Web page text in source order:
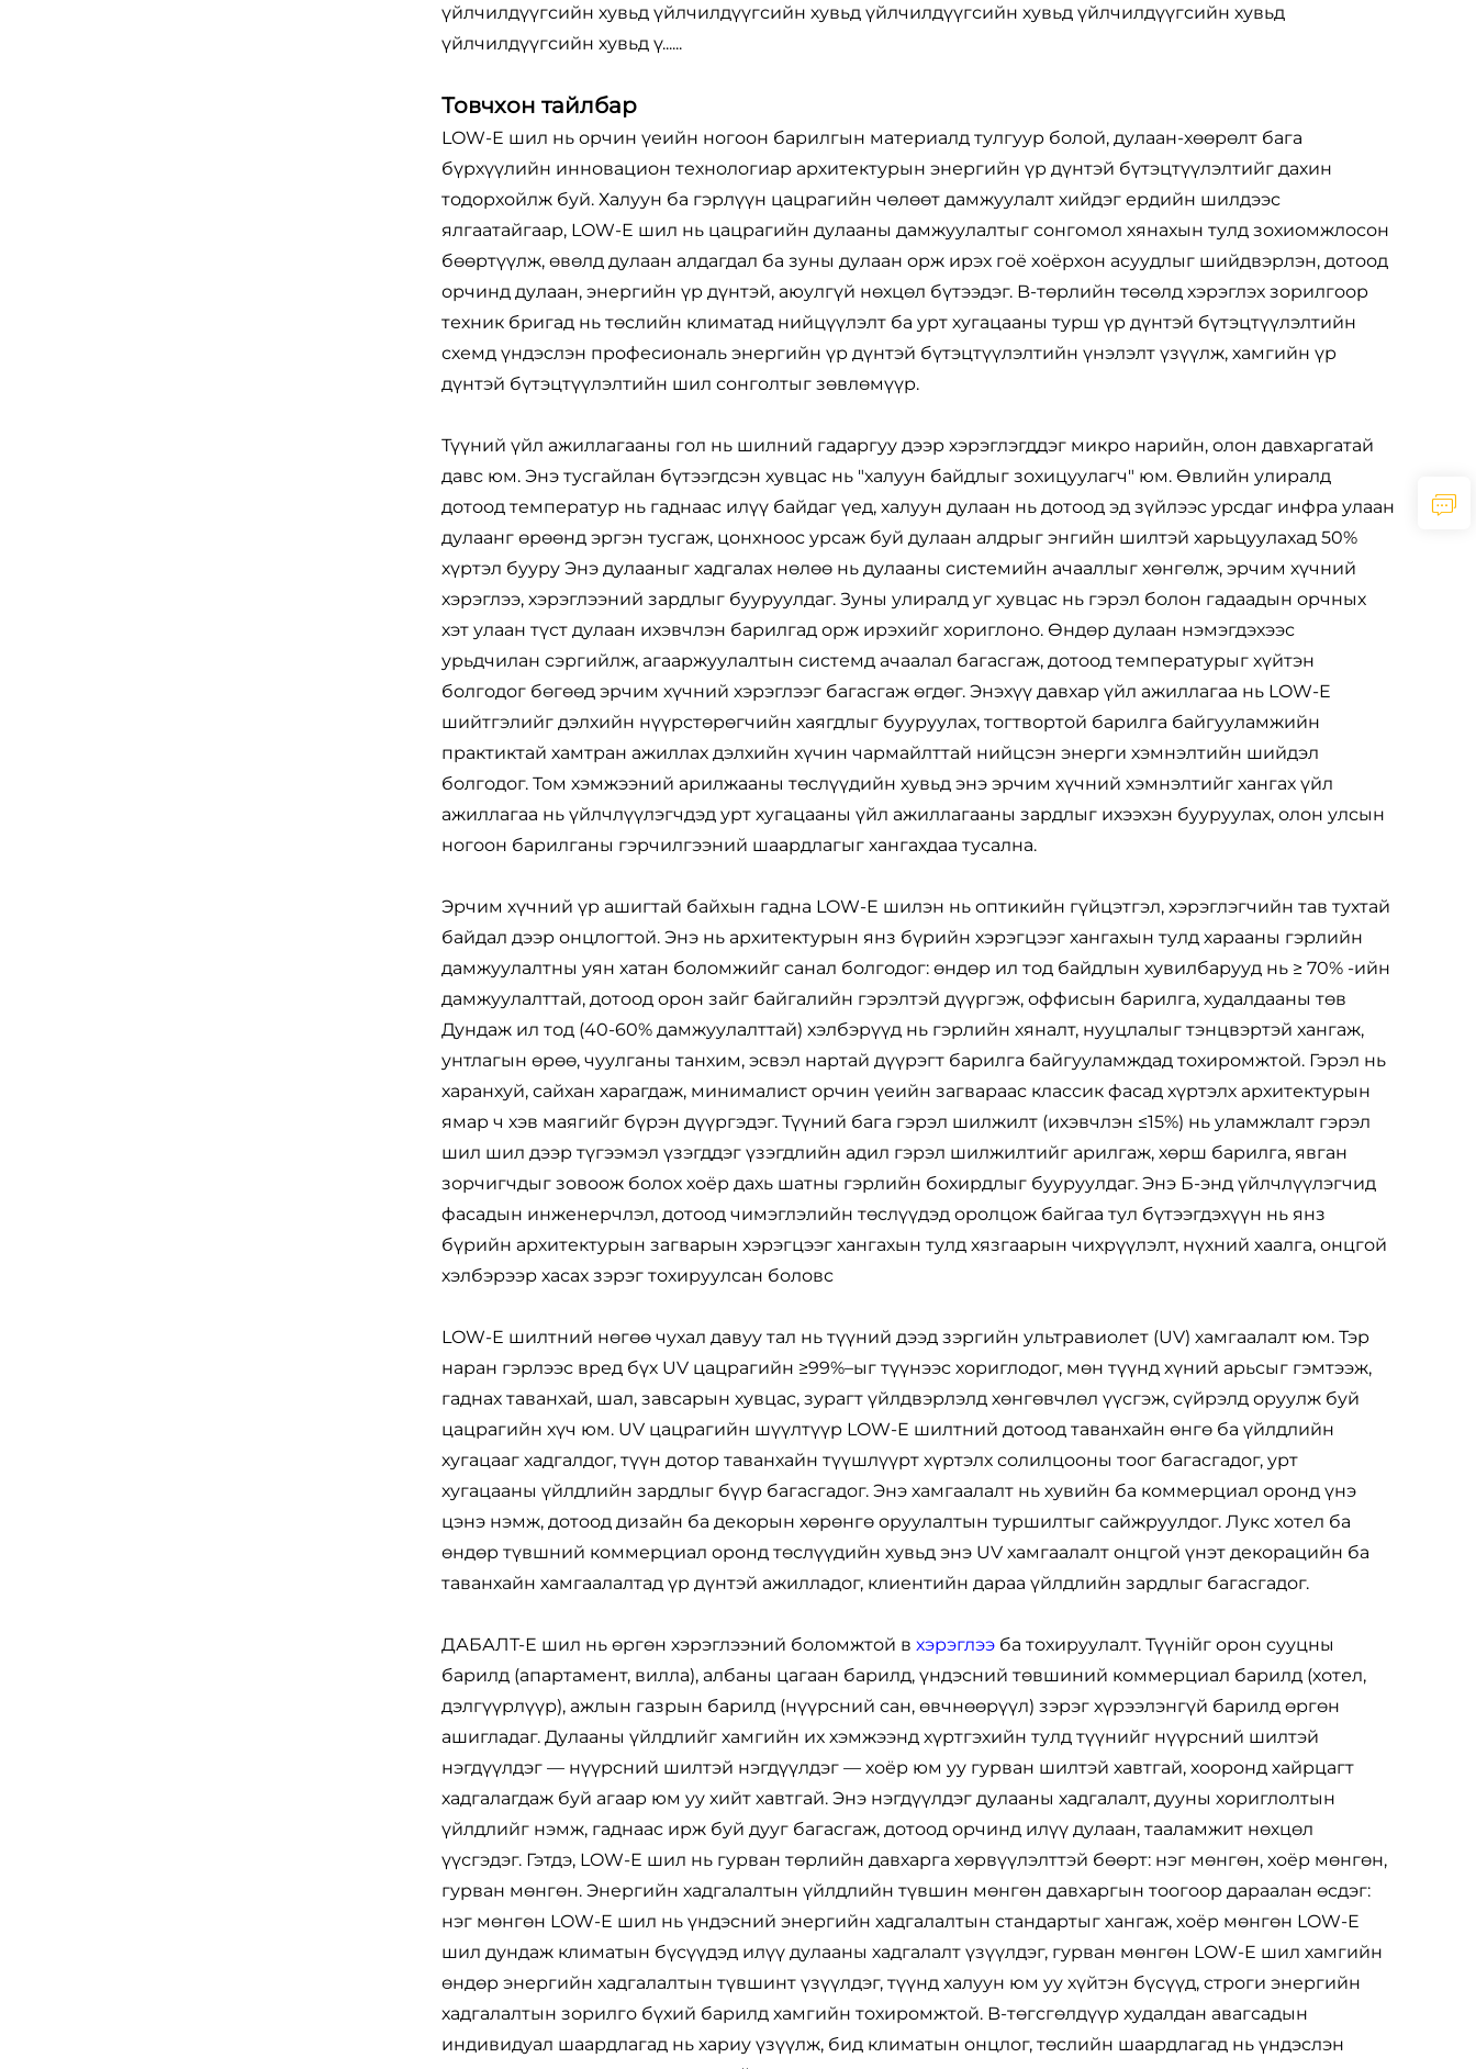
үйлчилдүүгсийн хувьд үйлчилдүүгсийн хувьд үйлчилдүүгсийн хувьд үйлчилдүүгсийн хувьд
үйлчилдүүгсийн хувьд ү......
Товчхон тайлбар
LOW-E шил нь орчин үеийн ногоон барилгын материалд тулгуур болой, дулаан-хөөрөлт бага
бүрхүүлийн инновацион технологиар архитектурын энергийн үр дүнтэй бүтэцтүүлэлтийг дахин
тодорхойлж буй. Халуун ба гэрлүүн цацрагийн чөлөөт дамжуулалт хийдэг ердийн шилдээс
ялгаатайгаар, LOW-E шил нь цацрагийн дулааны дамжуулалтыг сонгомол хянахын тулд зохиомжлосон
бөөртүүлж, өвөлд дулаан алдагдал ба зуны дулаан орж ирэх гоё хоёрхон асуудлыг шийдвэрлэн, дотоод
орчинд дулаан, энергийн үр дүнтэй, аюулгүй нөхцөл бүтээдэг. B-төрлийн төсөлд хэрэглэх зорилгоор
техник бригад нь төслийн климатад нийцүүлэлт ба урт хугацааны турш үр дүнтэй бүтэцтүүлэлтийн
схемд үндэслэн професиональ энергийн үр дүнтэй бүтэцтүүлэлтийн үнэлэлт үзүүлж, хамгийн үр
дүнтэй бүтэцтүүлэлтийн шил сонголтыг зөвлөмүүр.
Түүний үйл ажиллагааны гол нь шилний гадаргуу дээр хэрэглэгддэг микро нарийн, олон давхаргатай
давс юм. Энэ тусгайлан бүтээгдсэн хувцас нь "халуун байдлыг зохицуулагч" юм. Өвлийн улиралд
дотоод температур нь гаднаас илүү байдаг үед, халуун дулаан нь дотоод эд зүйлээс урсдаг инфра улаан
дулаанг өрөөнд эргэн тусгаж, цонхноос урсаж буй дулаан алдрыг энгийн шилтэй харьцуулахад 50%
хүртэл бууру Энэ дулааныг хадгалах нөлөө нь дулааны системийн ачааллыг хөнгөлж, эрчим хүчний
хэрэглээ, хэрэглээний зардлыг бууруулдаг. Зуны улиралд уг хувцас нь гэрэл болон гадаадын орчных
хэт улаан түст дулаан ихэвчлэн барилгад орж ирэхийг хориглоно. Өндөр дулаан нэмэгдэхээс
урьдчилан сэргийлж, агааржуулалтын системд ачаалал багасгаж, дотоод температурыг хүйтэн
болгодог бөгөөд эрчим хүчний хэрэглээг багасгаж өгдөг. Энэхүү давхар үйл ажиллагаа нь LOW-E
шийтгэлийг дэлхийн нүүрстөрөгчийн хаягдлыг бууруулах, тогтвортой барилга байгууламжийн
практиктай хамтран ажиллах дэлхийн хүчин чармайлттай нийцсэн энерги хэмнэлтийн шийдэл
болгодог. Том хэмжээний арилжааны төслүүдийн хувьд энэ эрчим хүчний хэмнэлтийг хангах үйл
ажиллагаа нь үйлчлүүлэгчдэд урт хугацааны үйл ажиллагааны зардлыг ихээхэн бууруулах, олон улсын
ногоон барилганы гэрчилгээний шаардлагыг хангахдаа тусална.
Эрчим хүчний үр ашигтай байхын гадна LOW-E шилэн нь оптикийн гүйцэтгэл, хэрэглэгчийн тав тухтай
байдал дээр онцлогтой. Энэ нь архитектурын янз бүрийн хэрэгцээг хангахын тулд харааны гэрлийн
дамжуулалтны уян хатан боломжийг санал болгодог: өндөр ил тод байдлын хувилбарууд нь ≥ 70% -ийн
дамжуулалттай, дотоод орон зайг байгалийн гэрэлтэй дүүргэж, оффисын барилга, худалдааны төв
Дундаж ил тод (40-60% дамжуулалттай) хэлбэрүүд нь гэрлийн хяналт, нууцлалыг тэнцвэртэй хангаж,
унтлагын өрөө, чуулганы танхим, эсвэл нартай дүүрэгт барилга байгууламждад тохиромжтой. Гэрэл нь
харанхуй, сайхан харагдаж, минималист орчин үеийн загвараас классик фасад хүртэлх архитектурын
ямар ч хэв маягийг бүрэн дүүргэдэг. Түүний бага гэрэл шилжилт (ихэвчлэн ≤15%) нь уламжлалт гэрэл
шил шил дээр түгээмэл үзэгддэг үзэгдлийн адил гэрэл шилжилтийг арилгаж, хөрш барилга, явган
зорчигчдыг зовоож болох хоёр дахь шатны гэрлийн бохирдлыг бууруулдаг. Энэ Б-энд үйлчлүүлэгчид
фасадын инженерчлэл, дотоод чимэглэлийн төслүүдэд оролцож байгаа тул бүтээгдэхүүн нь янз
бүрийн архитектурын загварын хэрэгцээг хангахын тулд хязгаарын чихрүүлэлт, нүхний хаалга, онцгой
хэлбэрээр хасах зэрэг тохируулсан боловс
LOW-E шилтний нөгөө чухал давуу тал нь түүний дээд зэргийн ультравиолет (UV) хамгаалалт юм. Тэр
наран гэрлээс вред бүх UV цацрагийн ≥99%–ыг түүнээс хориглодог, мөн түүнд хүний арьсыг гэмтээж,
гаднах таванхай, шал, завсарын хувцас, зурагт үйлдвэрлэлд хөнгөвчлөл үүсгэж, сүйрэлд оруулж буй
цацрагийн хүч юм. UV цацрагийн шүүлтүүр LOW-E шилтний дотоод таванхайн өнгө ба үйлдлийн
хугацааг хадгалдог, түүн дотор таванхайн түүшлүүрт хүртэлх солилцооны тоог багасгадог, урт
хугацааны үйлдлийн зардлыг бүүр багасгадог. Энэ хамгаалалт нь хувийн ба коммерциал оронд үнэ
цэнэ нэмж, дотоод дизайн ба декорын хөрөнгө оруулалтын туршилтыг сайжруулдог. Лукс хотел ба
өндөр түвшний коммерциал оронд төслүүдийн хувьд энэ UV хамгаалалт онцгой үнэт декорацийн ба
таванхайн хамгаалалтад үр дүнтэй ажилладог, клиентийн дараа үйлдлийн зардлыг багасгадог.
ДАБАЛТ-Е шил нь өргөн хэрэглээний боломжтой в хэрэглээ ба тохируулалт. Түүнійг орон сууцны
барилд (апартамент, вилла), албаны цагаан барилд, үндэсний төвшиний коммерциал барилд (хотел,
дэлгүүрлүүр), ажлын газрын барилд (нүүрсний сан, өвчнөөрүүл) зэрэг хүрээлэнгүй барилд өргөн
ашигладаг. Дулааны үйлдлийг хамгийн их хэмжээнд хүртгэхийн тулд түүнийг нүүрсний шилтэй
нэгдүүлдэг — нүүрсний шилтэй нэгдүүлдэг — хоёр юм уу гурван шилтэй хавтгай, хооронд хайрцагт
хадгалагдаж буй агаар юм уу хийт хавтгай. Энэ нэгдүүлдэг дулааны хадгалалт, дууны хориглолтын
үйлдлийг нэмж, гаднаас ирж буй дууг багасгаж, дотоод орчинд илүү дулаан, тааламжит нөхцөл
үүсгэдэг. Гэтдэ, LOW-E шил нь гурван төрлийн давхарга хөрвүүлэлттэй бөөрт: нэг мөнгөн, хоёр мөнгөн,
гурван мөнгөн. Энергийн хадгалалтын үйлдлийн түвшин мөнгөн давхаргын тоогоор дараалан өсдэг:
нэг мөнгөн LOW-E шил нь үндэсний энергийн хадгалалтын стандартыг хангаж, хоёр мөнгөн LOW-E
шил дундаж климатын бүсүүдэд илүү дулааны хадгалалт үзүүлдэг, гурван мөнгөн LOW-E шил хамгийн
өндөр энергийн хадгалалтын түвшинт үзүүлдэг, түүнд халуун юм уу хүйтэн бүсүүд, строги энергийн
хадгалалтын зорилго бүхий барилд хамгийн тохиромжтой. B-төгсгөлдүүр худалдан авагсадын
индивидуал шаардлагад нь хариу үзүүлж, бид климатын онцлог, төслийн шаардлагад нь үндэслэн